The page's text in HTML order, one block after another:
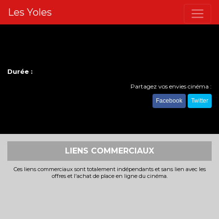
Les Yoles
Durée :
Partagez vos envies cinéma :
Facebook Twitter
LIENS COMMERCIAUX
Ces liens commerciaux sont totalement indépendants et sans lien avec les
offres et l'achat de place en ligne du cinéma.